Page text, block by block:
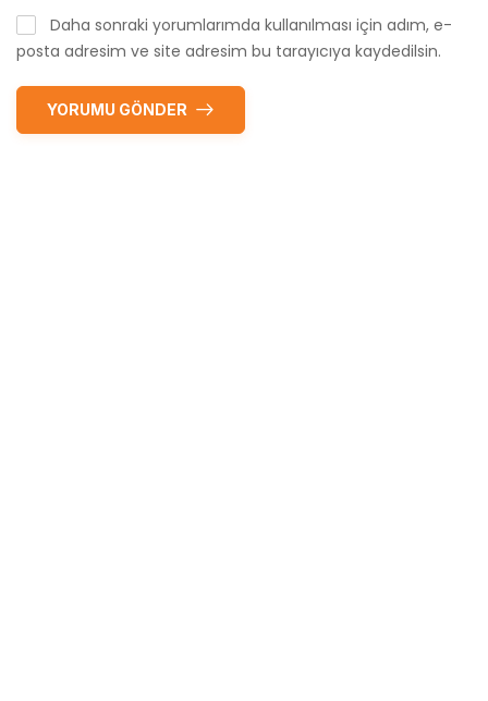
Daha sonraki yorumlarımda kullanılması için adım, e-
posta adresim ve site adresim bu tarayıcıya kaydedilsin.
YORUMU GÖNDER